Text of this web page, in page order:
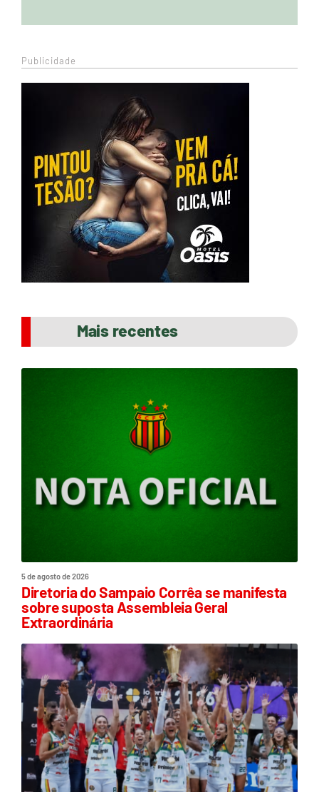
Publicidade
Mais recentes
5 de agosto de 2026
Diretoria do Sampaio Corrêa se manifesta
sobre suposta Assembleia Geral
Extraordinária